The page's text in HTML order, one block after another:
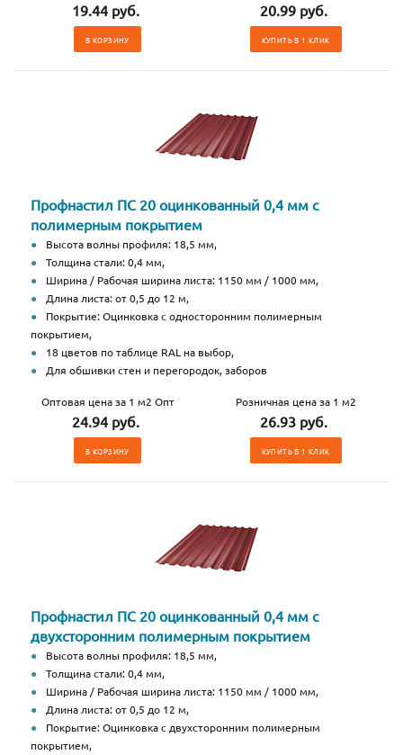
19.44 руб.
В КОРЗИНУ
20.99 руб.
КУПИТЬ В 1 КЛИК
Профнастил ПС 20 оцинкованный 0,4 мм с
полимерным покрытием
Высота волны профиля: 18,5 мм,
Толщина стали: 0,4 мм,
Ширина / Рабочая ширина листа: 1150 мм / 1000 мм,
Длина листа: от 0,5 до 12 м,
Покрытие: Оцинковка с односторонним полимерным
покрытием,
18 цветов по таблице RAL на выбор,
Для обшивки стен и перегородок, заборов
Оптовая цена за 1 м2 Опт
24.94 руб.
В КОРЗИНУ
Розничная цена за 1 м2
26.93 руб.
КУПИТЬ В 1 КЛИК
Профнастил ПС 20 оцинкованный 0,4 мм с
двухсторонним полимерным покрытием
Высота волны профиля: 18,5 мм,
Толщина стали: 0,4 мм,
Ширина / Рабочая ширина листа: 1150 мм / 1000 мм,
Длина листа: от 0,5 до 12 м,
Покрытие: Оцинковка с двухсторонним полимерным
покрытием,